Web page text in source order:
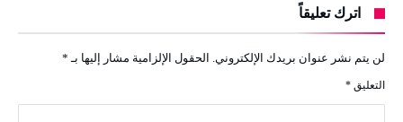
اترك تعليقاً
لن يتم نشر عنوان بريدك الإلكتروني. الحقول الإلزامية مشار إليها بـ *
التعليق *